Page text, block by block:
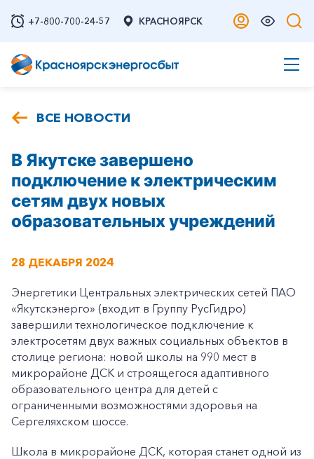
+7-800-700-24-57 КРАСНОЯРСК
ВСЕ НОВОСТИ
В Якутске завершено
подключение к электрическим
сетям двух новых
образовательных учреждений
28 ДЕКАБРЯ 2024
Энергетики Центральных электрических сетей ПАО
«Якутскэнерго» (входит в Группу РусГидро)
завершили технологическое подключение к
электросетям двух важных социальных объектов в
столице региона: новой школы на 990 мест в
микрорайоне ДСК и строящегося адаптивного
образовательного центра для детей с
ограниченными возможностями здоровья на
Сергеляхском шоссе.
Школа в микрорайоне ДСК, которая станет одной из